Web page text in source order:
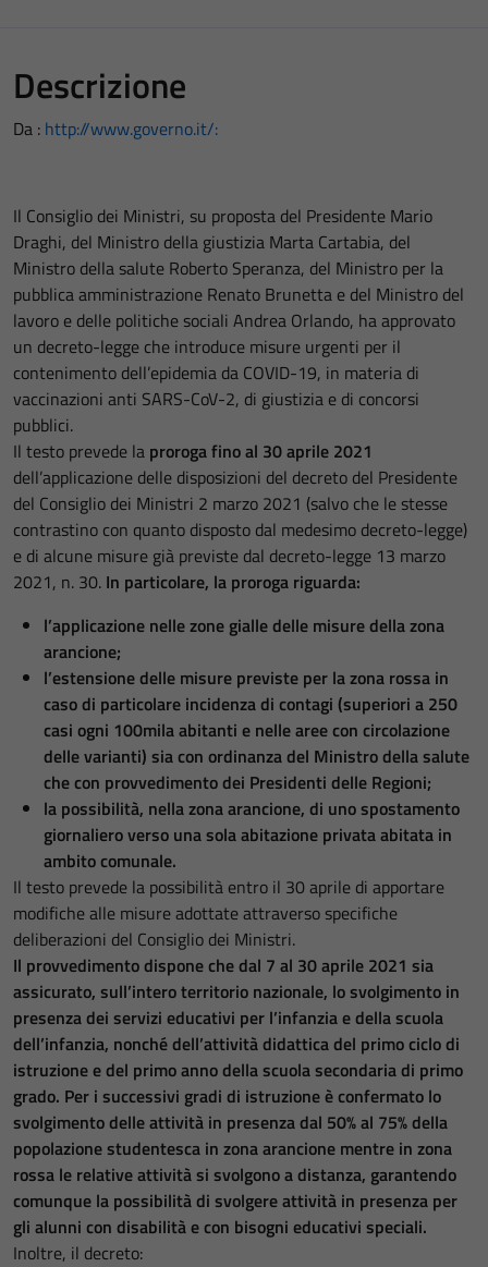
Descrizione
Da : http://www.governo.it/:
Il Consiglio dei Ministri, su proposta del Presidente Mario
Draghi, del Ministro della giustizia Marta Cartabia, del
Ministro della salute Roberto Speranza, del Ministro per la
pubblica amministrazione Renato Brunetta e del Ministro del
lavoro e delle politiche sociali Andrea Orlando, ha approvato
un decreto-legge che introduce misure urgenti per il
contenimento dell’epidemia da COVID-19, in materia di
vaccinazioni anti SARS-CoV-2, di giustizia e di concorsi
pubblici.
Il testo prevede la proroga fino al 30 aprile 2021
dell’applicazione delle disposizioni del decreto del Presidente
del Consiglio dei Ministri 2 marzo 2021 (salvo che le stesse
contrastino con quanto disposto dal medesimo decreto-legge)
e di alcune misure già previste dal decreto-legge 13 marzo
2021, n. 30. In particolare, la proroga riguarda:
l’applicazione nelle zone gialle delle misure della zona
arancione;
l’estensione delle misure previste per la zona rossa in
caso di particolare incidenza di contagi (superiori a 250
casi ogni 100mila abitanti e nelle aree con circolazione
delle varianti) sia con ordinanza del Ministro della salute
che con provvedimento dei Presidenti delle Regioni;
la possibilità, nella zona arancione, di uno spostamento
giornaliero verso una sola abitazione privata abitata in
ambito comunale.
Il testo prevede la possibilità entro il 30 aprile di apportare
modifiche alle misure adottate attraverso specifiche
deliberazioni del Consiglio dei Ministri.
Il provvedimento dispone che dal 7 al 30 aprile 2021 sia
assicurato, sull’intero territorio nazionale, lo svolgimento in
presenza dei servizi educativi per l’infanzia e della scuola
dell’infanzia, nonché dell’attività didattica del primo ciclo di
istruzione e del primo anno della scuola secondaria di primo
grado. Per i successivi gradi di istruzione è confermato lo
svolgimento delle attività in presenza dal 50% al 75% della
popolazione studentesca in zona arancione mentre in zona
rossa le relative attività si svolgono a distanza, garantendo
comunque la possibilità di svolgere attività in presenza per
gli alunni con disabilità e con bisogni educativi speciali.
Inoltre, il decreto: